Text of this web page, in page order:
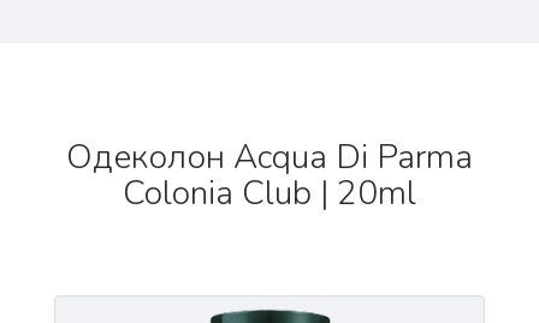
Одеколон Acqua Di Parma
Colonia Club | 20ml